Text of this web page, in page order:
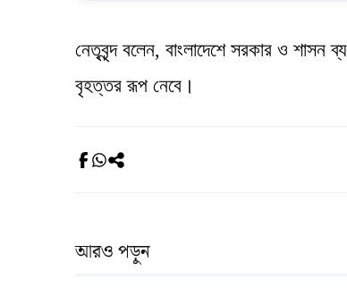
নেতৃবৃন্দ বলেন, বাংলাদেশে সরকার ও শাসন
বৃহত্তর রূপ নেবে।
আরও পড়ুন